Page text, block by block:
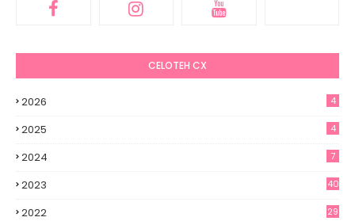
CELOTEH CX
2026 4
2025 4
2024 7
2023 40
2022 29